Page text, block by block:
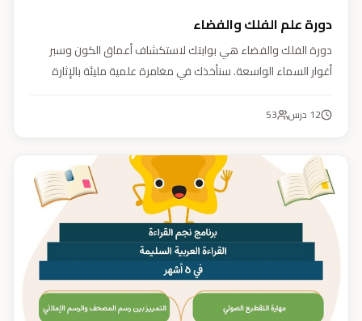
دورة علم الفلك والفضاء
دورة الفلك والفضاء هي بوابتك لاستكشاف أعماق الكون وسبر
أغوار السماء الواسعة. سنأخذك في مغامرة علمية مليئة بالإثارة
عقلك وتثري خيالك، لتمنحك رؤية جديدة للكون وتفتح لك آفاقاً لا
12 درس 53